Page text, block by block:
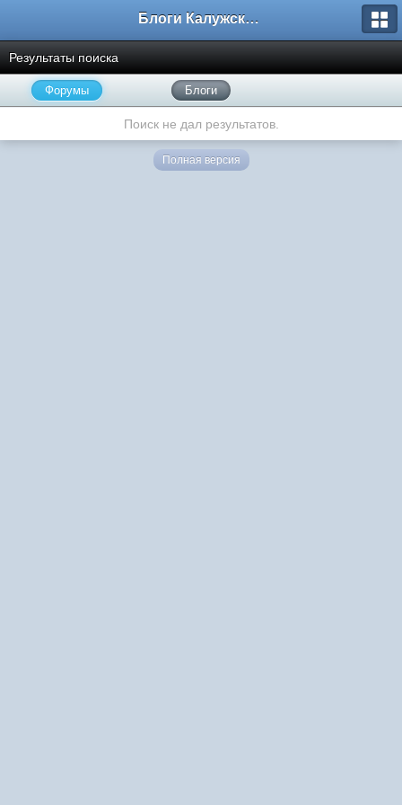
Блоги Калужского перекрестка
Результаты поиска
Форумы Блоги
Поиск не дал результатов.
Полная версия